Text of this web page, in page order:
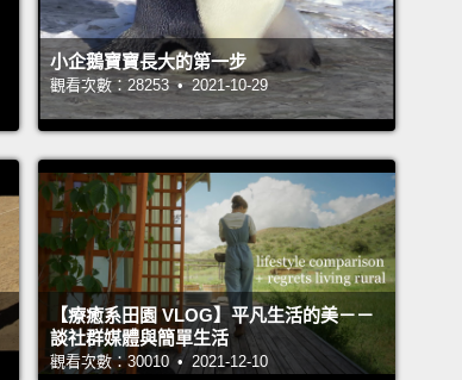
a lot of time to staying fit, the time
is still far greater than what's healthy for
one hour of daily sports can't
11-hour sitting sprees. So, what can you
to your posture is the real key to a
office. But, be careful—not all sitting
Forcing your spine into a rigid,
in just any old chair creates more stress
It's important to know some basics
小企鵝寶寶長大的第一步
觀看次數：28253 • 2021-10-29
【療癒系田園 VLOG】平凡生活的美－－
談社群媒體與簡單生活
觀看次數：30010 • 2021-12-10